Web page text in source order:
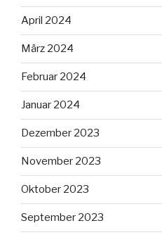
April 2024
März 2024
Februar 2024
Januar 2024
Dezember 2023
November 2023
Oktober 2023
September 2023